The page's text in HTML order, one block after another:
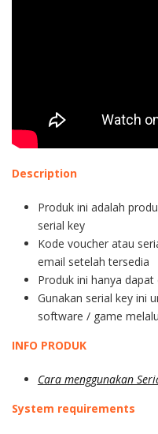
Description
Produk ini adalah
serial key
Kode voucher atau
email setelah tersedia
Produk ini hanya dapat
Gunakan serial key ini
software / game
INFO PRODUK
Cara menggunakan
System requirements